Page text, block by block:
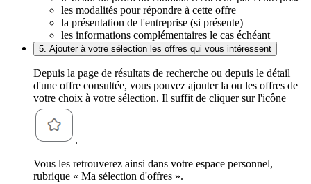
les modalités pour répondre à cette offre
la présentation de l'entreprise (si présente)
les informations complémentaires le cas échéant
5. Ajouter à votre sélection les offres qui vous intéressent
Depuis la page de résultats de recherche ou depuis le détail
d'une offre consultée, vous pouvez ajouter la ou les offres de
votre choix à votre sélection. Il suffit de cliquer sur l'icône
.
Vous les retrouverez ainsi dans votre espace personnel,
rubrique « Ma sélection d'offres ».